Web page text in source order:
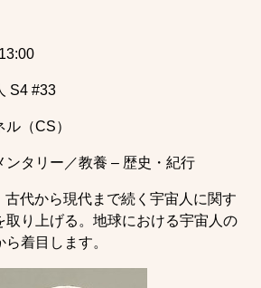
S4 #33
（CS）
ンタリー／教養 – 歴史・紀行
古代から現代まで続く宇宙人に関す
取り上げる。地球における宇宙人の
着目します。